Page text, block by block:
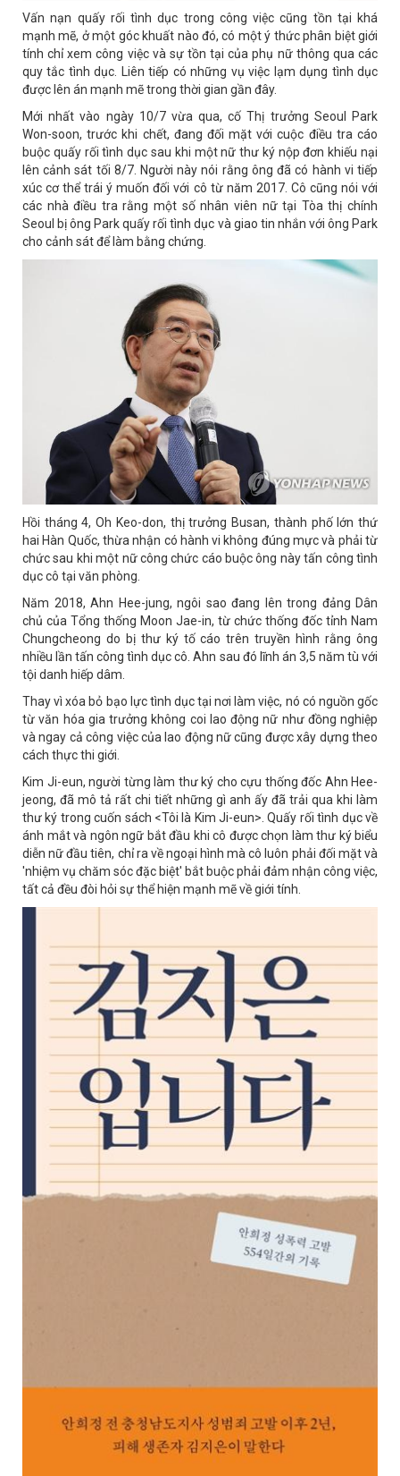
Vấn nạn quấy rối tình dục trong công việc cũng tồn tại khá
mạnh mẽ, ở một góc khuất nào đó, có một ý thức phân biệt giới
tính chỉ xem công việc và sự tồn tại của phụ nữ thông qua các
quy tắc tình dục. Liên tiếp có những vụ việc lạm dụng tình dục
được lên án mạnh mẽ trong thời gian gần đây.
Mới nhất vào ngày 10/7 vừa qua, cố Thị trưởng Seoul Park
Won-soon, trước khi chết, đang đối mặt với cuộc điều tra cáo
buộc quấy rối tình dục sau khi một nữ thư ký nộp đơn khiếu nại
lên cảnh sát tối 8/7. Người này nói rằng ông đã có hành vi tiếp
xúc cơ thể trái ý muốn đối với cô từ năm 2017. Cô cũng nói với
các nhà điều tra rằng một số nhân viên nữ tại Tòa thị chính
Seoul bị ông Park quấy rối tình dục và giao tin nhắn với ông Park
cho cảnh sát để làm bằng chứng.
Hồi tháng 4, Oh Keo-don, thị trưởng Busan, thành phố lớn thứ
hai Hàn Quốc, thừa nhận có hành vi không đúng mực và phải từ
chức sau khi một nữ công chức cáo buộc ông này tấn công tình
dục cô tại văn phòng.
Năm 2018, Ahn Hee-jung, ngôi sao đang lên trong đảng Dân
chủ của Tổng thống Moon Jae-in, từ chức thống đốc tỉnh Nam
Chungcheong do bị thư ký tố cáo trên truyền hình rằng ông
nhiều lần tấn công tình dục cô. Ahn sau đó lĩnh án 3,5 năm tù với
tội danh hiếp dâm.
Thay vì xóa bỏ bạo lực tình dục tại nơi làm việc, nó có nguồn gốc
từ văn hóa gia trưởng không coi lao động nữ như đồng nghiệp
và ngay cả công việc của lao động nữ cũng được xây dựng theo
cách thực thi giới.
Kim Ji-eun, người từng làm thư ký cho cựu thống đốc Ahn Hee-
jeong, đã mô tả rất chi tiết những gì anh ấy đã trải qua khi làm
thư ký trong cuốn sách <Tôi là Kim Ji-eun>. Quấy rối tình dục về
ánh mắt và ngôn ngữ bắt đầu khi cô được chọn làm thư ký biểu
diễn nữ đầu tiên, chỉ ra về ngoại hình mà cô luôn phải đối mặt và
'nhiệm vụ chăm sóc đặc biệt' bắt buộc phải đảm nhận công việc,
tất cả đều đòi hỏi sự thể hiện mạnh mẽ về giới tính.